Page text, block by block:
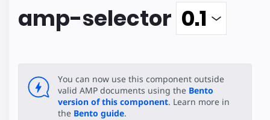
amp-selector
You can now use this component outside
valid AMP documents using the Bento
version of this component. Learn more in
the Bento guide.